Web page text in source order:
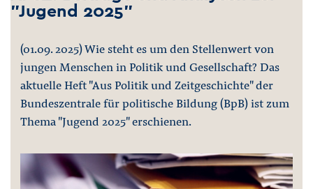
"Jugend 2025"
(01.09. 2025) Wie steht es um den Stellenwert von
jungen Menschen in Politik und Gesellschaft? Das
aktuelle Heft "Aus Politik und Zeitgeschichte" der
Bundeszentrale für politische Bildung (BpB) ist zum
Thema "Jugend 2025" erschienen.